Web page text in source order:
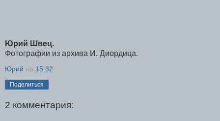
Юрий Швец.
Фотографии из архива И. Диордица.
Юрий на 15:32
Поделиться
2 комментария: